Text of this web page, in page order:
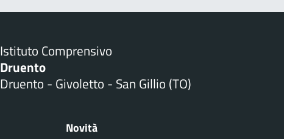
Istituto Comprensivo
Druento
Druento - Givoletto - San Gillio (TO)
Novità